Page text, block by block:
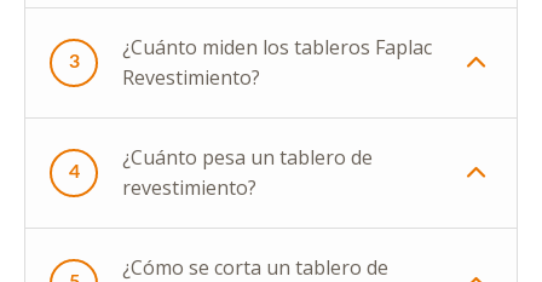
3
¿Cuánto miden los tableros Faplac
Revestimiento?
4
¿Cuánto pesa un tablero de
revestimiento?
¿Cómo se corta un tablero de